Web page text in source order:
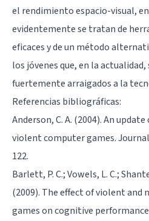
el rendimiento espacio-visual,
evidentemente se tratan de
eficaces y de un método
los jóvenes que, en la
fuertemente arraigados a la
Referencias bibliográficas:
Anderson, C. A. (2004). An
violent computer games.
122.
Barlett, P. C.; Vowels, L. C.;
(2009). The effect of violent
games on cognitive